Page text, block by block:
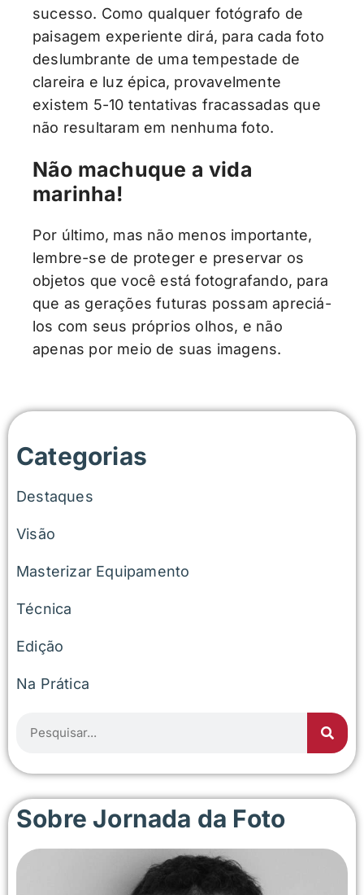
sucesso. Como qualquer fotógrafo de
paisagem experiente dirá, para cada foto
deslumbrante de uma tempestade de
clareira e luz épica, provavelmente
existem 5-10 tentativas fracassadas que
não resultaram em nenhuma foto.
Não machuque a vida
marinha!
Por último, mas não menos importante,
lembre-se de proteger e preservar os
objetos que você está fotografando, para
que as gerações futuras possam apreciá-
los com seus próprios olhos, e não
apenas por meio de suas imagens.
Categorias
Destaques
Visão
Masterizar Equipamento
Técnica
Edição
Na Prática
Sobre Jornada da Foto